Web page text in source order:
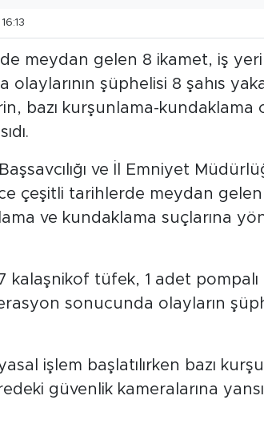
meydan gelen 8 ikamet, iş
şüphelisi 8 şahıs
bazı kurşunlama-kundaklama
ve İl Emniyet
çeşitli tarihlerde meydan
ve kundaklama suçlarına
kalaşnikof tüfek, 1 adet
sonucunda olayların
işlem başlatılırken bazı
güvenlik kameralarına